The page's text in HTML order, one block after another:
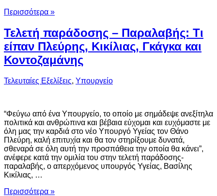
Περισσότερα »
Τελετή παράδοσης – Παραλαβής: Τι
είπαν Πλεύρης, Κικίλιας, Γκάγκα και
Κοντοζαμάνης
Τελευταίες Εξελίξεις, Υπουργείο
“Φεύγω από ένα Υπουργείο, το οποίο με σημάδεψε ανεξίτηλα
πολιτικά και ανθρώπινα και βέβαια εύχομαι και ευχόμαστε με
όλη μας την καρδιά στο νέο Υπουργό Υγείας τον Θάνο
Πλεύρη, καλή επιτυχία και θα τον στηρίξουμε δυνατά,
σθεναρά σε όλη αυτή την προσπάθεια την οποία θα κάνει”,
ανέφερε κατά την ομιλία του στην τελετή παράδοσης-
παραλαβής, ο απερχόμενος υπουργός Υγείας, Βασίλης
Κικίλιας, …
Περισσότερα »